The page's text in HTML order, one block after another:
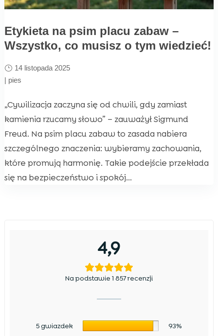
Etykieta na psim placu zabaw –
Wszystko, co musisz o tym wiedzieć!
14 listopada 2025
| pies
„Cywilizacja zaczyna się od chwili, gdy zamiast
kamienia rzucamy słowo” – zauważył Sigmund
Freud. Na psim placu zabaw to zasada nabiera
szczególnego znaczenia: wybieramy zachowania,
które promują harmonię. Takie podejście przekłada
się na bezpieczeństwo i spokój...
4,9
Na podstawie 1 857 recenzji
5 gwiazdek 93%